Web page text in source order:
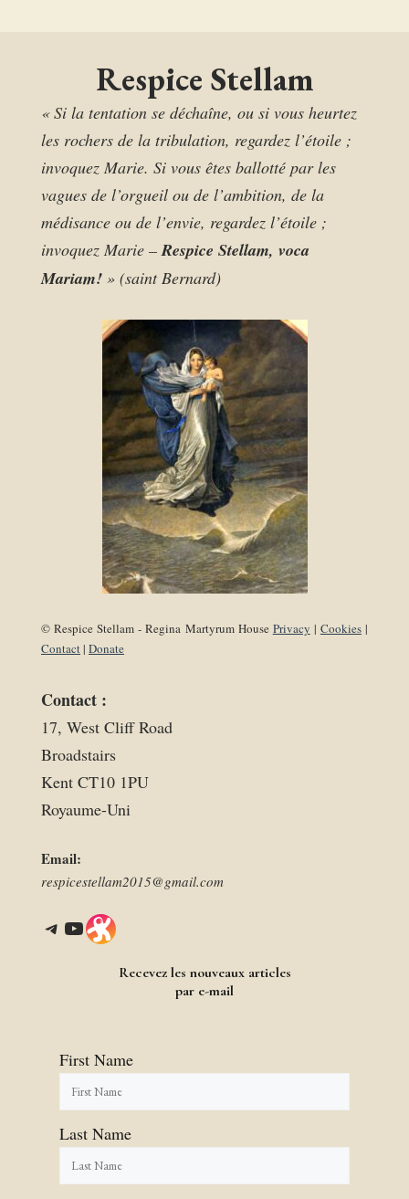
Respice Stellam
« Si la tentation se déchaîne, ou si vous heurtez
les rochers de la tribulation, regardez l’étoile ;
invoquez Marie. Si vous êtes ballotté par les
vagues de l’orgueil ou de l’ambition, de la
médisance ou de l’envie, regardez l’étoile ;
invoquez Marie –Respice Stellam, voca
Mariam! » (saint Bernard)
© Respice Stellam - Regina Martyrum House Privacy | Cookies|
Contact| Donate
Contact :
17, West Cliff Road
Broadstairs
Kent CT10 1PU
Royaume-Uni
Email:
respicestellam2015@gmail.com
Telegram YouTube Link
Recevez les nouveaux articles
par e-mail
First Name
Last Name